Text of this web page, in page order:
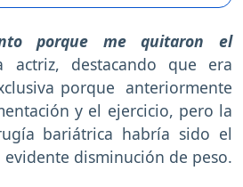
porque me quitaron el
actriz, destacando que era
porque anteriormente
y el ejercicio, pero la
bariátrica habría sido el
disminución de peso.